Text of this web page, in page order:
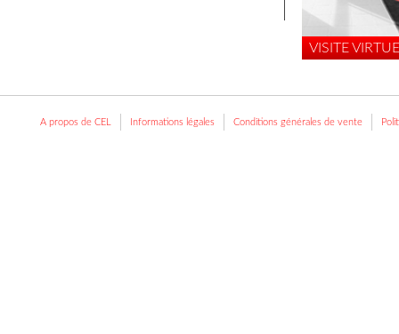
VISITE
A propos de CEL Informations légales Conditions générales de vente